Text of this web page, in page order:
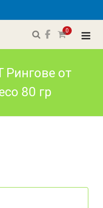
0
Рингове от
80 гр